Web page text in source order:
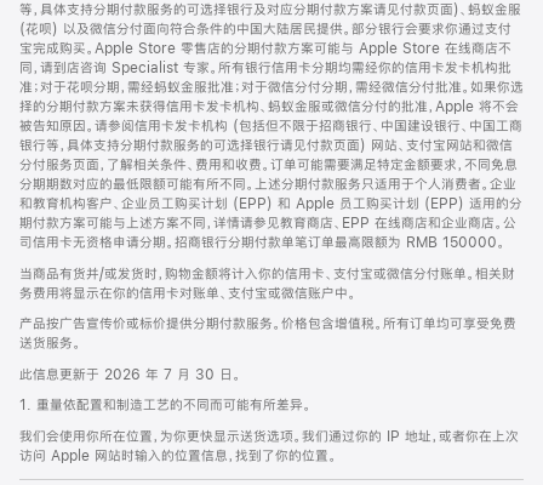
等，具体支持分期付款服务的可选择银行及对应分期付款方案请见付款页面)、蚂蚁金服
(花呗) 以及微信分付面向符合条件的中国大陆居民提供。部分银行会要求你通过支付
宝完成购买。Apple Store 零售店的分期付款方案可能与 Apple Store 在线商店不
同，请到店咨询 Specialist 专家。所有银行信用卡分期均需经你的信用卡发卡机构批
准；对于花呗分期，需经蚂蚁金服批准；对于微信分付分期，需经微信分付批准。如果你选
择的分期付款方案未获得信用卡发卡机构、蚂蚁金服或微信分付的批准，Apple 将不会
被告知原因。请参阅信用卡发卡机构 (包括但不限于招商银行、中国建设银行、中国工商
银行等，具体支持分期付款服务的可选择银行请见付款页面) 网站、支付宝网站和微信
分付服务页面，了解相关条件、费用和收费。订单可能需要满足特定金额要求，不同免息
分期期数对应的最低限额可能有所不同。上述分期付款服务只适用于个人消费者。企业
和教育机构客户、企业员工购买计划 (EPP) 和 Apple 员工购买计划 (EPP) 适用的分
期付款方案可能与上述方案不同，详情请参见教育商店、EPP 在线商店和企业商店。公
司信用卡无资格申请分期。招商银行分期付款单笔订单最高限额为 RMB 150000。
当商品有货并/或发货时，购物金额将计入你的信用卡、支付宝或微信分付账单。相关财
务费用将显示在你的信用卡对账单、支付宝或微信账户中。
产品按广告宣传价或标价提供分期付款服务。价格包含增值税。所有订单均可享受免费
送货服务。
此信息更新于 2026 年 7 月 30 日。
1. 重量依配置和制造工艺的不同而可能有所差异。
我们会使用你所在位置，为你更快显示送货选项。我们通过你的 IP 地址，或者你在上次
访问 Apple 网站时输入的位置信息，找到了你的位置。